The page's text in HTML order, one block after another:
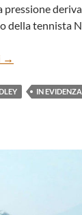
della tennista
“NAOMI
→
IN EVIDENZA